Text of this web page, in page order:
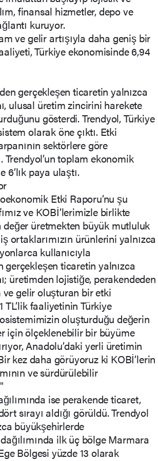
finansal hizmetler, depo ve
kuruyor.
ve gelir artışıyla daha geniş bir
Türkiye ekonomisinde 6,94
gerçekleşen ticaretin yalnızca
ulusal üretim zincirini harekete
gösterdi. Trendyol, Türkiye
olarak öne çıktı. Etki
sektörlere göre
Trendyol’un toplam ekonomik
paya ulaştı.
Etki Raporu’nu şu
ve KOBİ’lerimizle birlikte
üretmekten büyük mutluluk
ürünlerini yalnızca
kullanıcıyla
ticaretin yalnızca
üretimden lojistiğe, perakendeden
gelir oluşturan bir etki
faaliyetinin Türkiye
oluşturduğu değerin
için ölçeklenebilir bir büyüme
Anadolu’daki yerli üretimin
kez daha görüyoruz ki KOBİ’lerin
ve sürdürülebilir
ise perakende ticaret,
sırayı aldığı görüldü. Trendyol
büyükşehirlerde
ilk üç bölge Marmara
Bölgesi yüzde 13 olarak